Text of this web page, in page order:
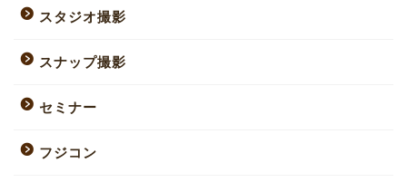
スタジオ撮影
スナップ撮影
セミナー
フジコン